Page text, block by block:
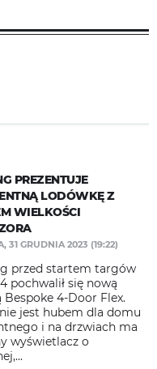
PREZENTUJE
LODÓWKĘ Z
WIELKOŚCI
31 GRUDNIA 2023 (19:22)
przed startem targów
pochwalił się nową
Bespoke 4-Door Flex.
jest hubem dla domu
i na drzwiach ma
wyświetlacz o